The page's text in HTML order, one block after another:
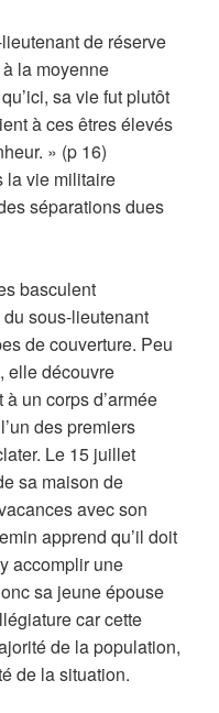
de réserve
la moyenne
sa vie fut plutôt
à ces êtres élevés
» (p 16)
la vie militaire
séparations dues
basculent
du sous-lieutenant
de couverture. Peu
elle découvre
un corps d’armée
des premiers
Le 15 juillet
sa maison de
avec son
apprend qu’il doit
accomplir une
sa jeune épouse
car cette
de la population,
de la situation.